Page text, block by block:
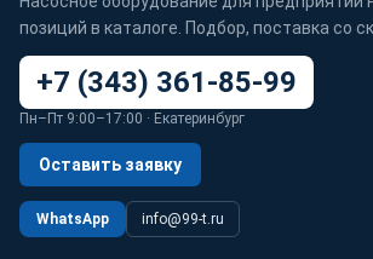
позиций в каталоге. Подбор, поставка со
+7 (343) 361-85-99
Пн–Пт 9:00–17:00 · Екатеринбург
Оставить заявку
WhatsApp info@99-t.ru